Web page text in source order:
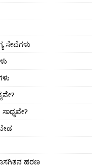
ಸೇವೆಗಳು
ಹರಣ